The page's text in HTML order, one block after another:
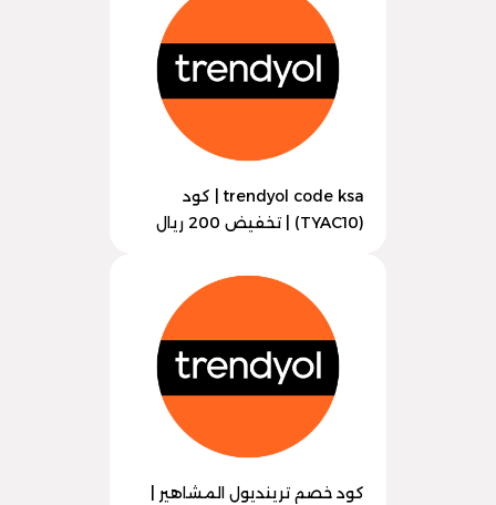
trendyol code ksa | كود
(TYAC10) | تخفيض 200 ريال
كود خصم ترينديول المشاهير |